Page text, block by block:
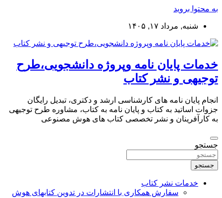
به محتوا بروید
شنبه, مرداد ۱۷, ۱۴۰۵
خدمات پایان نامه وپروژه دانشجویی،طرح
توجیهی و نشر کتاب
انجام پایان نامه های کارشناسی ارشد و دکتری، تبدیل رایگان
جزوات اساتید به کتاب و پایان نامه به کتاب، مشاوره طرح توجیهی
به کارآفرینان و نشر تخصصی کتاب های هوش مصنوعی
جستجو
جستجو
خدمات نشر کتاب
سفارش همکاری با انتشارات در تدوین کتابهای هوش